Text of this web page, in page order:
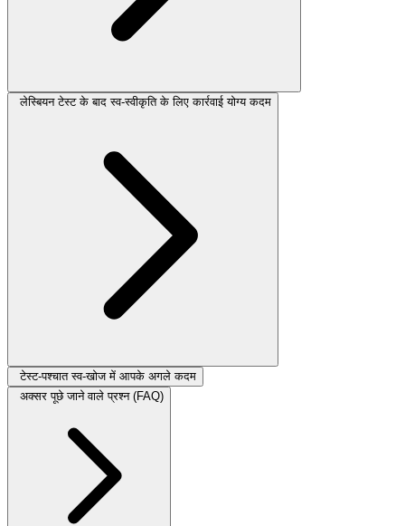
लेस्बियन टेस्ट के बाद स्व-स्वीकृति के लिए कार्रवाई योग्य कदम
टेस्ट-पश्चात स्व-खोज में आपके अगले कदम
अक्सर पूछे जाने वाले प्रश्न (FAQ)